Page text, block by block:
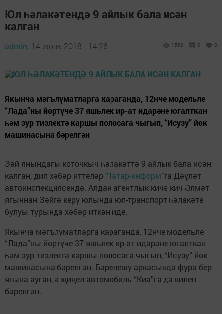
Юл һәлакәтендә 9 айлык бала исән
калган
admin, 14 июнь 2018 - 14:26 1568 0 0
Якынча мәгълүматларга караганда, 12нче модельле
“Лада”ны йөртүче 37 яшьлек ир-ат идарәне югалткан
һәм зур тизлектә каршы полосага чыгып, “Исузу” йөк
машинасына бәрелгән
Зәй янындагы коточкыч һәлакәттә 9 айлык бала исән
калган, дип хәбәр иттеләр “Татар-информ”га Дәүләт
автоинспекциясендә. Алдан агентлык кичә кич Әлмәт
ягыннан Зәйгә керү юлында юл-транспорт һәлакәте
булуы турында хәбәр иткән иде.
Якынча мәгълүматларга караганда, 12нче модельле
“Лада”ны йөртүче 37 яшьлек ир-ат идарәне югалткан
һәм зур тизлектә каршы полосага чыгып, “Исузу” йөк
машинасына бәрелгән. Бәрелешү аркасында фура бер
ягына ауган, ә җиңел автомобиль “Киа”га да килеп
бәрелгән.